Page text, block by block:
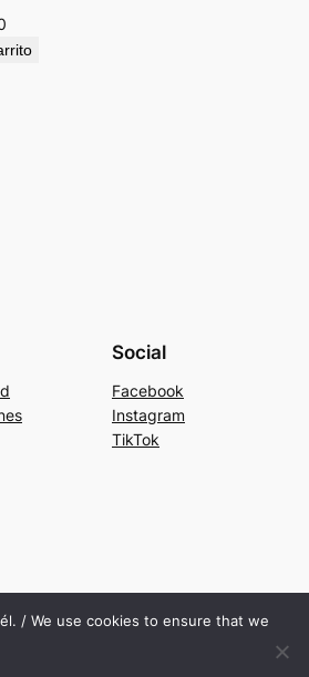
Social
Facebook
Instagram
TikTok
/ We use cookies to ensure that we